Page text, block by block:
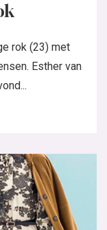
rok (23) met
Esther van